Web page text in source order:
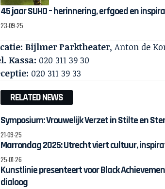
45 jaar SUHO – herinnering, erfgoed en
23-09-25
Bijlmer Parktheater, Anton de
Kassa: 020 311 39 30
020 311 39 33
RELATED NEWS
Symposium: Vrouwelijk Verzet in Stilte en
21-09-25
Marrondag 2025: Utrecht viert cultuur,
25-01-26
Kunstlinie presenteert voor Black
dialoog